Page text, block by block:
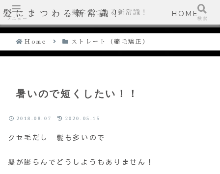
髪にまつわる新常識！ HOME
Home ストレート（縮毛矯正）
暑いので短くしたい！！
2018.08.07 2020.05.15
クセ毛だし 髪も多いので
髪が膨らんでどうしようもありません！
メニュー
髪にまつわる新常識！
検索